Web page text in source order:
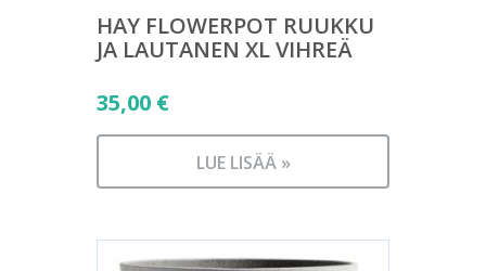
HAY FLOWERPOT RUUKKU
JA LAUTANEN XL VIHREÄ
35,00 €
LUE LISÄÄ »